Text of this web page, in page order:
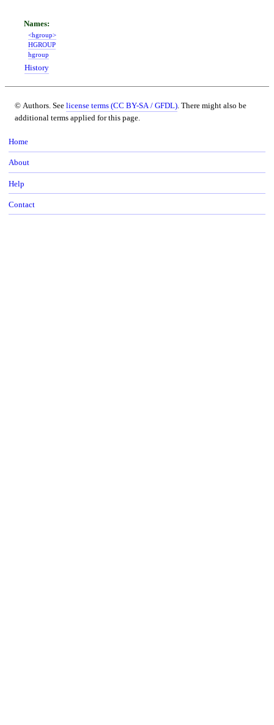
<hgroup>
HGROUP
hgroup
History
© Authors. See license terms (CC BY-SA / GFDL). There might also be
additional terms applied for this page.
Home
About
Help
Contact